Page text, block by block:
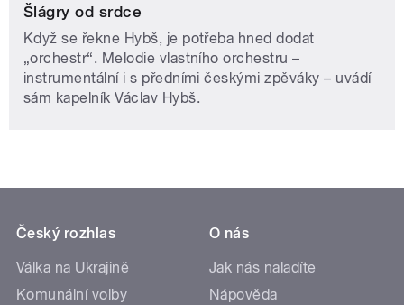
Šlágry od srdce
Když se řekne Hybš, je potřeba hned dodat
„orchestr“. Melodie vlastního orchestru –
instrumentální i s předními českými zpěváky – uvádí
sám kapelník Václav Hybš.
Český rozhlas
Válka na Ukrajině
Komunální volby
O nás
Jak nás naladíte
Nápověda